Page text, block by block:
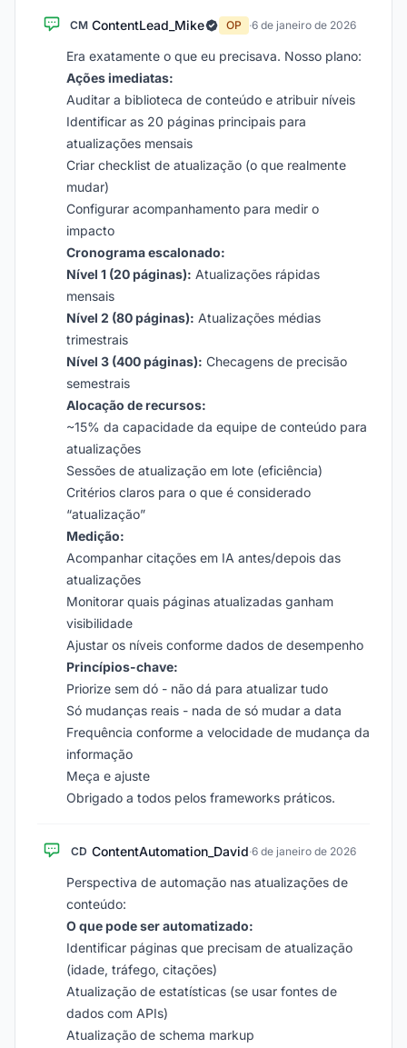
CM ContentLead_Mike OP ·6 de janeiro de 2026
Era exatamente o que eu precisava. Nosso plano:
Ações imediatas:
Auditar a biblioteca de conteúdo e atribuir níveis
Identificar as 20 páginas principais para
atualizações mensais
Criar checklist de atualização (o que realmente
mudar)
Configurar acompanhamento para medir o
impacto
Cronograma escalonado:
Nível 1 (20 páginas): Atualizações rápidas
mensais
Nível 2 (80 páginas): Atualizações médias
trimestrais
Nível 3 (400 páginas): Checagens de precisão
semestrais
Alocação de recursos:
~15% da capacidade da equipe de conteúdo para
atualizações
Sessões de atualização em lote (eficiência)
Critérios claros para o que é considerado
“atualização”
Medição:
Acompanhar citações em IA antes/depois das
atualizações
Monitorar quais páginas atualizadas ganham
visibilidade
Ajustar os níveis conforme dados de desempenho
Princípios-chave:
Priorize sem dó - não dá para atualizar tudo
Só mudanças reais - nada de só mudar a data
Frequência conforme a velocidade de mudança da
informação
Meça e ajuste
Obrigado a todos pelos frameworks práticos.
CD ContentAutomation_David·6 de janeiro de 2026
Perspectiva de automação nas atualizações de
conteúdo:
O que pode ser automatizado:
Identificar páginas que precisam de atualização
(idade, tráfego, citações)
Atualização de estatísticas (se usar fontes de
dados com APIs)
Atualização de schema markup